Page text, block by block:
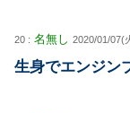
20 : 名無し 2020/01/07(
生身でエンジン